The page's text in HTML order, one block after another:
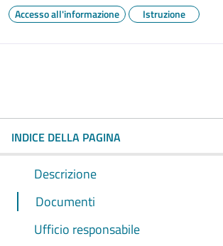
Accesso all'informazione Istruzione
INDICE DELLA PAGINA
Descrizione
Documenti
Ufficio responsabile